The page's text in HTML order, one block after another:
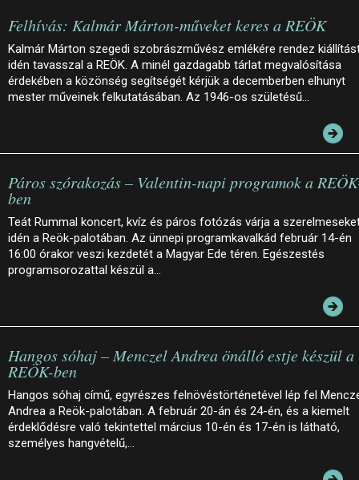
Felhívás: Kalmár Márton-műveket keres a REÖK
Kalmár Márton szegedi szobrászművész emlékére rendez
idén tavasszal a REÖK. A minél gazdagabb tárlat megvalósítása
érdekében a közönség segítségét kérjük a decemberben elhunyt
mester műveinek felkutatásában. Az 1946-os születésű…
Páros szórakozás – Valentin-napi programok a
ben
Teát Rummal koncert, kvíz és páros fotózás várja a
idén a Reök-palotában. Az ünnepi programkavalkád február 14-én
16:00 órakor veszi kezdetét a Magyar Ede téren. Egészestés
programsorozattal készül a…
Hangos sóhaj – Menczel Andrea önálló estje készül a
REÖK-ben
Hangos sóhaj című, egyrészes felnövéstörténetével lép fel
Andrea a Reök-palotában. A február 20-án és 24-én, és a kiemelt
érdeklődésre való tekintettel március 10-én és 17-én is látható,
személyes hangvételű,…